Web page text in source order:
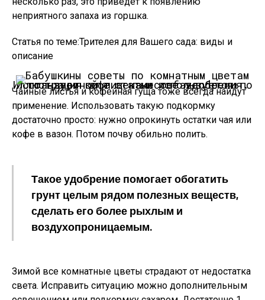
неприятного запаха из горшка.
Статья по теме:Трителея для Вашего сада: виды и
описание
Используем кофе в качестве удобрения.
Иллюстрация для статьи используется по стандартной лицензии ©ofazende.ru
Чайные листья и кофейная гуща тоже всегда найдут
применение. Использовать такую подкормку
достаточно просто: нужно опрокинуть остатки чая или
кофе в вазон. Потом почву обильно полить.
Такое удобрение помогает обогатить
грунт целым рядом полезных веществ,
сделать его более рыхлым и
воздухопроницаемым.
Зимой все комнатные цветы страдают от недостатка
света. Исправить ситуацию можно дополнительным